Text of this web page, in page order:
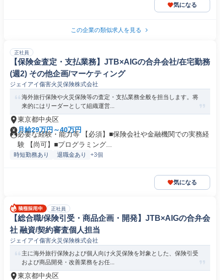
気になる
この企業の類似求人を見る
正社員
【保険金査定・支払業務】JTB×AIGの合弁会社/在宅勤務
(週2) その他企画/マーケティング
ジェイアイ傷害火災保険株式会社
海外旅行保険や火災保険等の査定・支払業務全般を担当します。将
来的にはリーダーとして組織運営...
東京都中央区
月給29万円～40万円
必要な経験・能力等 【必須】■保険会社や金融機関での実務経
験 【尚可】■プログラミング...
時短勤務あり 退職金あり +3個
気になる
正社員
【総合職/保険引受・商品企画・開発】JTB×AIGの合弁会
社 融資/契約審査個人担当
ジェイアイ傷害火災保険株式会社
主に海外旅行保険および個人向け火災保険を対象とした、保険引受
および商品開発・改善業務をお任...
東京都中央区